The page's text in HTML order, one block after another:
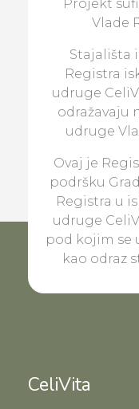
Projekt
Vlade
Stajališta
Registra
udruge
odražavaju
udruge
Ovaj je
podršku
Registra u
udruge
pod kojim se
kao odraz
CeliVita